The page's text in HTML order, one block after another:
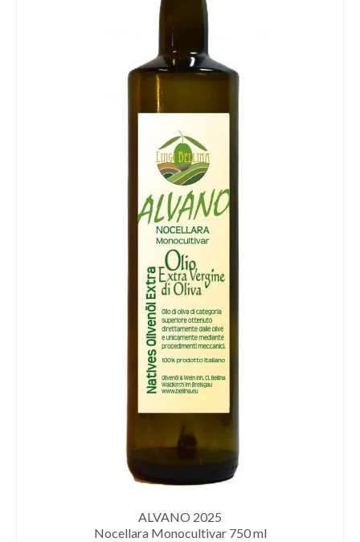
ALVANO 2025
Nocellara Monocultivar 750 ml